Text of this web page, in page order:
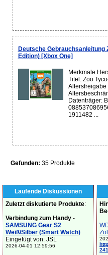
Deutsche Gebrauchsanleitung
Edition) [Xbox One]
Merkmale
Titel: Zoo
Datenträger:
1911482 ...
Gefunden: 35 Produkte
Laufende Diskussionen
Zuletzt diskutierte Produkte:
Verbindung zum Handy -
SAMSUNG Gear S2
Weiß/Silber (Smart Watch)
Eingefügt von: JSL
2026-04-01 12:59:56